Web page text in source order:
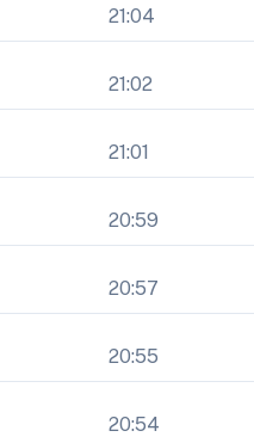
21:04
21:02
21:01
20:59
20:57
20:55
20:54